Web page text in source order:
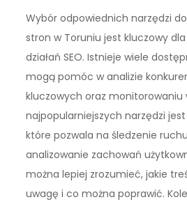
Wybór odpowiednich narzędzi
stron w Toruniu jest kluczowy
działań SEO. Istnieje wiele
mogą pomóc w analizie
kluczowych oraz monitorowaniu
najpopularniejszych narzędzi
które pozwala na śledzenie
analizowanie zachowań
można lepiej zrozumieć, jakie
uwagę i co można poprawić.